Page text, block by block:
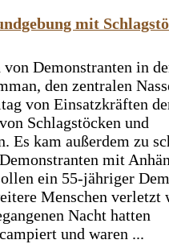
mit
Demonstranten in
den zentralen
von Einsatzkräften
Schlagstöcken und
Es kam außerdem zu
mit
ein 55-jähriger
Menschen verletzt
Nacht hatten
und waren ...